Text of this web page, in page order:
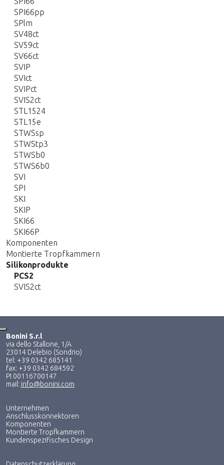
SPI66pp
SPlm
SV48ct
SV59ct
SV66ct
SVIP
SVIct
SVIPct
SVIS2ct
STL1524
STL15e
STWSsp
STWStp3
STWSb0
STWS6b0
SVI
SPI
SKI
SKIP
SKI66
SKI66P
Komponenten
Montierte Tropfkammern
Silikonprodukte
PCS2
SVIS2ct
Bonini S.r.l
via dello Stallone, 1/A
23014 Delebio (Sondrio)
tel: +39 0342 685141
fax: +39 0342 684592
PI 00116700147
mail: info@bonini.com
Unternehmen
Anschlusskonnektoren
Komponenten
Montierte Tropfkammern
Kundenspezifisches Design